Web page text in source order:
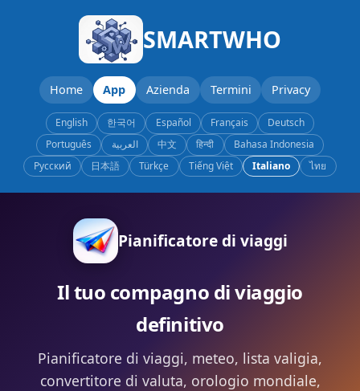
SMARTWHO
Home App Azienda Termini Privacy
English 한국어 Español Français
Deutsch
Português
العربية 中文 हिन्दी
Bahasa Indonesia
Русский
日本語 Türkçe Tiếng Việt Italiano ไทย
Pianificatore di viaggi
Il tuo compagno di viaggio
definitivo
Pianificatore di viaggi, meteo, lista valigia,
convertitore di valuta, orologio mondiale,